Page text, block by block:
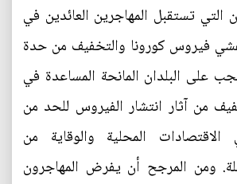
التي تستقبل المهاجرين العائدين في
فيروس كورونا والتخفيف من حدة
على البلدان المانحة المساعدة في
من آثار انتشار الفيروس للحد من
المحلية والوقاية من
ومن المرجح أن يفرض المهاجرون